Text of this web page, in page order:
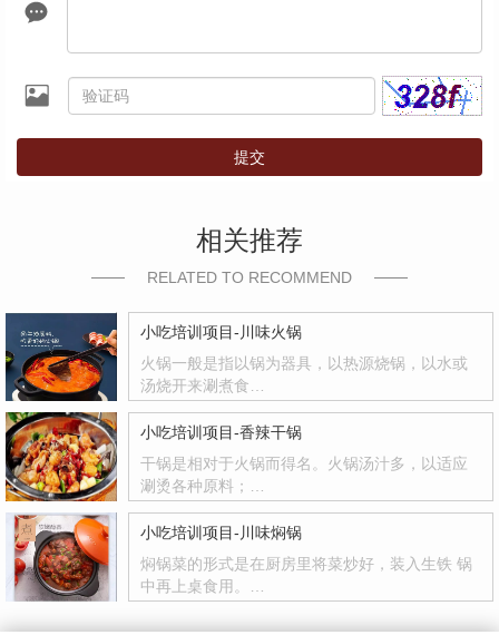
提交
相关推荐
RELATED TO RECOMMEND
小吃培训项目-川味火锅
火锅一般是指以锅为器具，以热源烧锅，以水或
汤烧开来涮煮食…
小吃培训项目-香辣干锅
干锅是相对于火锅而得名。火锅汤汁多，以适应
涮烫各种原料；…
小吃培训项目-川味焖锅
焖锅菜的形式是在厨房里将菜炒好，装入生铁 锅
中再上桌食用。…